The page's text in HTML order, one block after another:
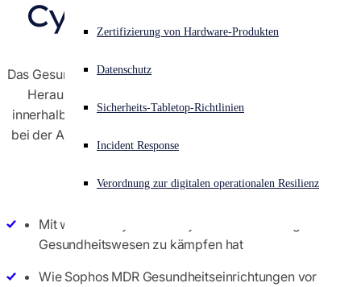
Akuter Cyberangriff? Fordern Sie Sofort-Hilfe an
Open search
Deutsch Open language switcher
Zertifizierung von Hardware-Produkten
Datenschutz
Sicherheits-Tabletop-Richtlinien
Incident Response
Verordnung zur digitalen operationalen Resilienz
Cyberbedrohungen
Das Gesundheitswesen hat mit wachsenden Cybersecurity-
Herausforderungen zu kämpfen: Der Sektor meldete
innerhalb des letzten Jahres sowohl den höchsten Anstieg
bei der Anzahl (69 %) als auch bei der Komplexität (67 %)
Erfahren Sie in diesem Whitepaper:
Mit welchen Cybersecurity-Herausforderungen das
Gesundheitswesen zu kämpfen hat
Wie Sophos MDR Gesundheitseinrichtungen vor